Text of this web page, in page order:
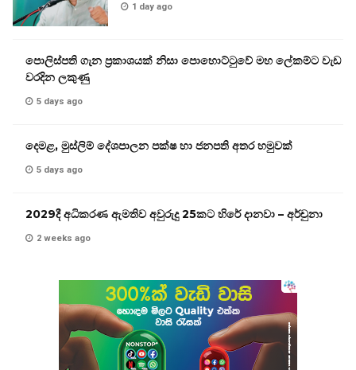
1 day ago
පොලිස්පති ගැන ප්‍රකාශයක් නිසා පොහොට්ටුවේ මහ ලේකම්ට වැඩ
වරදින ලකුණු
5 days ago
දෙමළ, මුස්ලිම් දේශපාලන පක්ෂ හා ජනපති අතර හමුවක්
5 days ago
2029දී අධිකරණ ඇමතිව අවුරුදු 25කට හිරේ දානවා – අර්චුනා
2 weeks ago